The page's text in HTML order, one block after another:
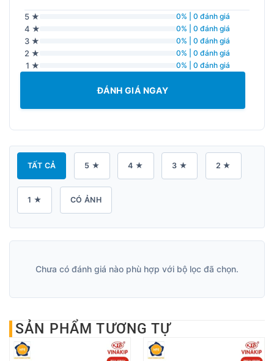
5 ★ 0% | 0 đánh giá
4 ★ 0% | 0 đánh giá
3 ★ 0% | 0 đánh giá
2 ★ 0% | 0 đánh giá
1 ★ 0% | 0 đánh giá
ĐÁNH GIÁ NGAY
TẤT CẢ 5 ★ 4 ★ 3 ★ 2 ★
1 ★ CÓ ẢNH
Chưa có đánh giá nào phù hợp với bộ lọc đã chọn.
SẢN PHẨM TƯƠNG TỰ